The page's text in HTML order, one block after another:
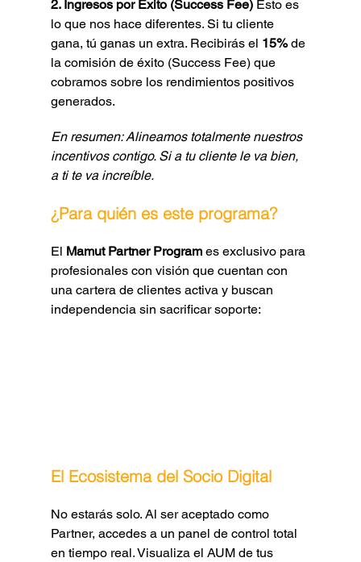
2. Ingresos por Éxito (Success Fee) Esto es
lo que nos hace diferentes. Si tu cliente
gana, tú ganas un extra. Recibirás el 15% de
la comisión de éxito (Success Fee) que
cobramos sobre los rendimientos positivos
generados.
En resumen: Alineamos totalmente nuestros
incentivos contigo. Si a tu cliente le va bien,
a ti te va increíble.
¿Para quién es este programa?
El Mamut Partner Program es exclusivo para
profesionales con visión que cuentan con
una cartera de clientes activa y buscan
independencia sin sacrificar soporte:
El Ecosistema del Socio Digital
No estarás solo. Al ser aceptado como
Partner, accedes a un panel de control total
en tiempo real. Visualiza el AUM de tus